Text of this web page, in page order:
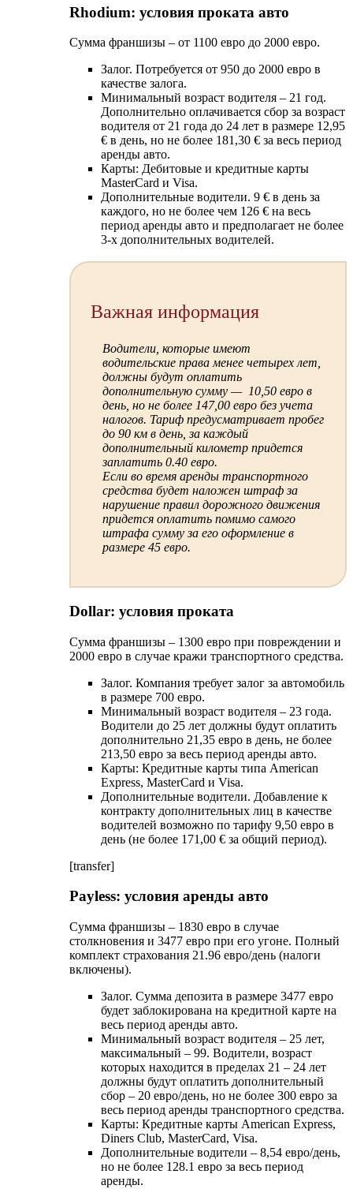
Rhodium: условия проката авто
Сумма франшизы – от 1100 евро до 2000 евро.
Залог. Потребуется от 950 до 2000 евро в
качестве залога.
Минимальный возраст водителя – 21 год.
Дополнительно оплачивается сбор за возраст
водителя от 21 года до 24 лет в размере 12,95
€ в день, но не более 181,30 € за весь период
аренды авто.
Карты: Дебитовые и кредитные карты
MasterCard и Visa.
Дополнительные водители. 9 € в день за
каждого, но не более чем 126 € на весь
период аренды авто и предполагает не более
3-х дополнительных водителей.
Важная информация
Водители, которые имеют
водительские права менее четырех лет,
должны будут оплатить
дополнительную сумму — 10,50 евро в
день, но не более 147,00 евро без учета
налогов. Тариф предусматривает пробег
до 90 км в день, за каждый
дополнительный километр придется
заплатить 0.40 евро.
Если во время аренды транспортного
средства будет наложен штраф за
нарушение правил дорожного движения
придется оплатить помимо самого
штрафа сумму за его оформление в
размере 45 евро.
Dollar: условия проката
Сумма франшизы – 1300 евро при повреждении и
2000 евро в случае кражи транспортного средства.
Залог. Компания требует залог за автомобиль
в размере 700 евро.
Минимальный возраст водителя – 23 года.
Водители до 25 лет должны будут оплатить
дополнительно 21,35 евро в день, не более
213,50 евро за весь период аренды авто.
Карты: Кредитные карты типа American
Express, MasterCard и Visa.
Дополнительные водители. Добавление к
контракту дополнительных лиц в качестве
водителей возможно по тарифу 9,50 евро в
день (не более 171,00 € за общий период).
[transfer]
Payless: условия аренды авто
Сумма франшизы – 1830 евро в случае
столкновения и 3477 евро при его угоне. Полный
комплект страхования 21.96 евро/день (налоги
включены).
Залог. Сумма депозита в размере 3477 евро
будет заблокирована на кредитной карте на
весь период аренды авто.
Минимальный возраст водителя – 25 лет,
максимальный – 99. Водители, возраст
которых находится в пределах 21 – 24 лет
должны будут оплатить дополнительный
сбор – 20 евро/день, но не более 300 евро за
весь период аренды транспортного средства.
Карты: Кредитные карты American Express,
Diners Club, MasterCard, Visa.
Дополнительные водители – 8,54 евро/день,
но не более 128.1 евро за весь период
аренды.